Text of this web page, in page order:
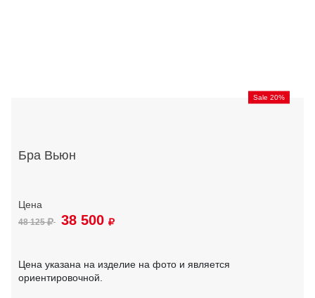
Sale 20%
Бра Вьюн
48 125 38 500
Цена указана на изделие на фото и является
ориентировочной.